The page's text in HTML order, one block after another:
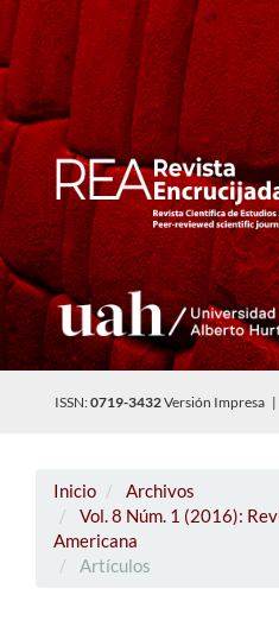
Navegación
principal
Contenido
principal
Barra
lateral
ISSN:0719-3432Versión Impresa
Inicio
Archivos
Vol. 8 Núm. 1 (2016):
Americana
Artículos